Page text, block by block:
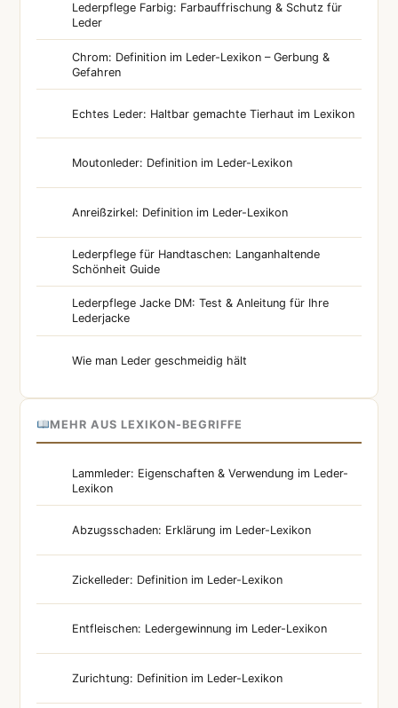
Lederpflege Farbig: Farbauffrischung & Schutz für
Leder
Chrom: Definition im Leder-Lexikon – Gerbung &
Gefahren
Echtes Leder: Haltbar gemachte Tierhaut im Lexikon
Moutonleder: Definition im Leder-Lexikon
Anreißzirkel: Definition im Leder-Lexikon
Lederpflege für Handtaschen: Langanhaltende
Schönheit Guide
Lederpflege Jacke DM: Test & Anleitung für Ihre
Lederjacke
Wie man Leder geschmeidig hält
MEHR AUS LEXIKON-BEGRIFFE
Lammleder: Eigenschaften & Verwendung im Leder-
Lexikon
Abzugsschaden: Erklärung im Leder-Lexikon
Zickelleder: Definition im Leder-Lexikon
Entfleischen: Ledergewinnung im Leder-Lexikon
Zurichtung: Definition im Leder-Lexikon